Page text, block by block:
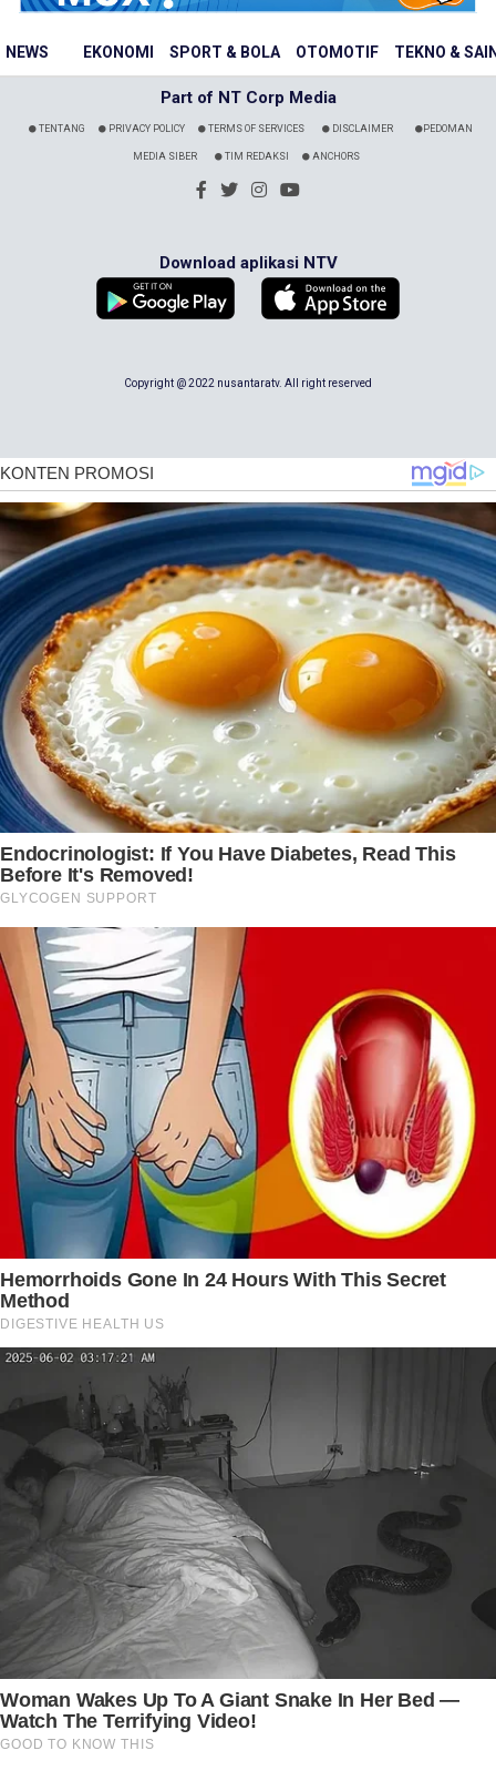
NEWS EKONOMI SPORT & BOLA OTOMOTIF TEKNO &
Part of NT Corp Media
TENTANG PRIVACY POLICY TERMS OF SERVICES DISCLAIMER PEDOMAN
MEDIA SIBER TIM REDAKSI ANCHORS
Download aplikasi NTV
Copyright @ 2022 nusantaratv. All right reserved